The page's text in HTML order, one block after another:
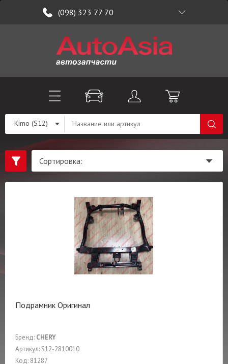
(098) 323 77 70
Kimo (S12)
Подрамник Оригинал
Бренд: CHERY
Артикул: S12-2810010
Код: 81287